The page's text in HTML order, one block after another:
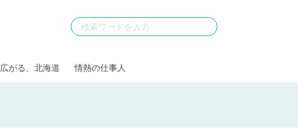
広がる、北海道 情熱の仕事人